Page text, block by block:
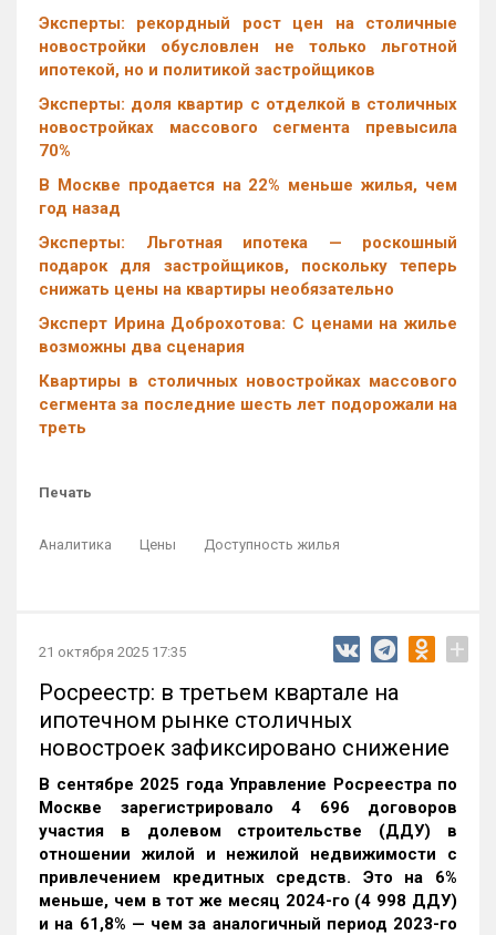
Эксперты: рекордный рост цен на столичные
новостройки обусловлен не только льготной
ипотекой, но и политикой застройщиков
Эксперты: доля квартир с отделкой в столичных
новостройках массового сегмента превысила
70%
В Москве продается на 22% меньше жилья, чем
год назад
Эксперты: Льготная ипотека — роскошный
подарок для застройщиков, поскольку теперь
снижать цены на квартиры необязательно
Эксперт Ирина Доброхотова: С ценами на жилье
возможны два сценария
Квартиры в столичных новостройках массового
сегмента за последние шесть лет подорожали на
треть
Печать
Аналитика Цены Доступность жилья
21 октября 2025 17:35 +
Росреестр: в третьем квартале на
ипотечном рынке столичных
новостроек зафиксировано снижение
В сентябре 2025 года Управление Росреестра по
Москве зарегистрировало 4 696 договоров
участия в долевом строительстве (ДДУ) в
отношении жилой и нежилой недвижимости с
привлечением кредитных средств. Это на 6%
меньше, чем в тот же месяц 2024-го (4 998 ДДУ)
и на 61,8% — чем за аналогичный период 2023-го